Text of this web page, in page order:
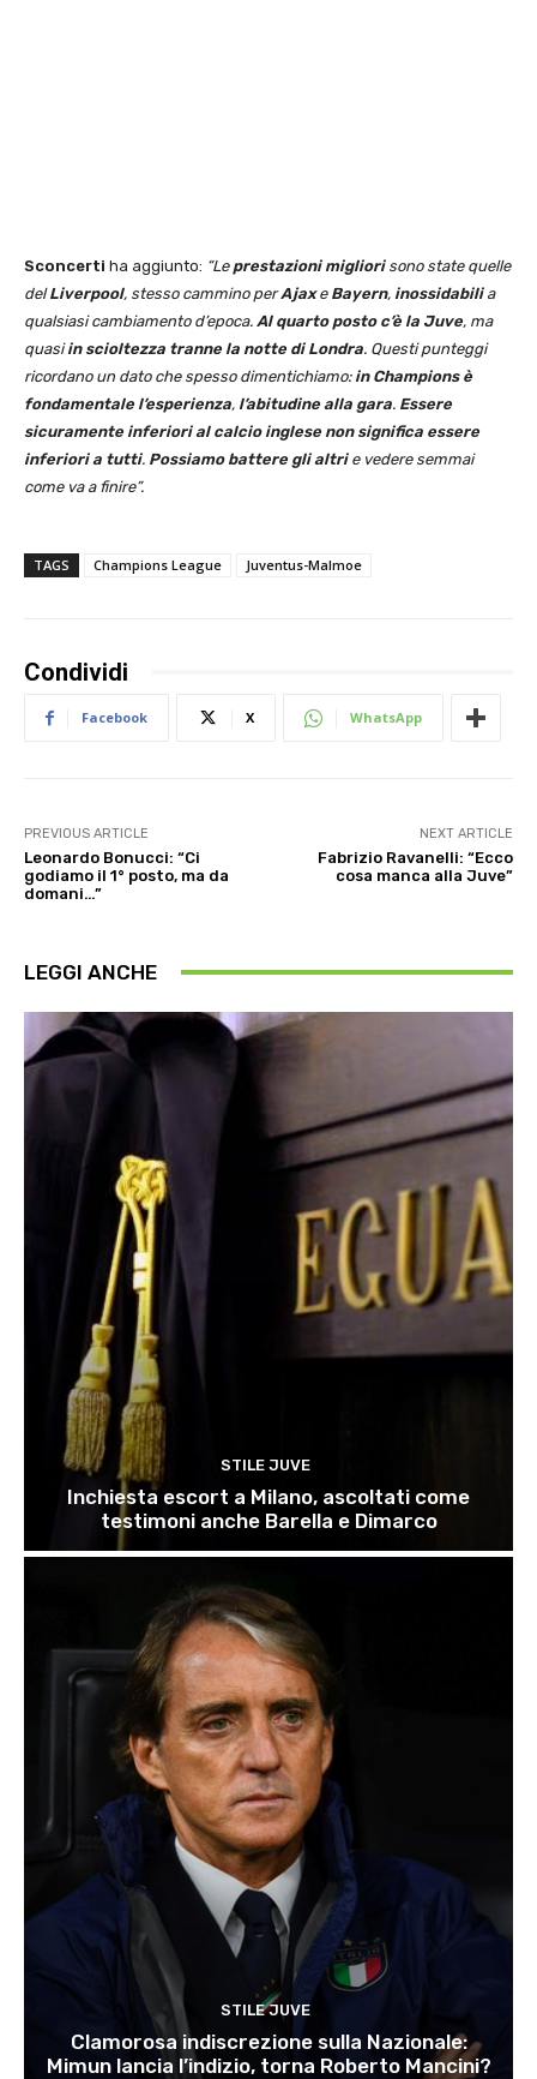
Sconcerti ha aggiunto: “Le prestazioni migliorisono state quelle
delLiverpool, stesso cammino perAjaxe Bayern, inossidabilia
qualsiasi cambiamento d’epoca. Al quarto posto c’è la Juve, ma
quasiin scioltezza tranne la notte di Londra. Questi punteggi
ricordano un dato che spesso dimentichiamo:in Champions è
fondamentale l’esperienza, l’abitudine alla gara. Essere
sicuramente inferiori al calcio inglese non significa essere
inferiori a tutti. Possiamo battere gli altrie vedere semmai
come va a finire”.
TAGS Champions League Juventus-Malmoe
Condividi
Facebook X WhatsApp
PREVIOUS ARTICLE
Leonardo Bonucci: “Ci
godiamo il 1° posto, ma da
domani…”
NEXT ARTICLE
Fabrizio Ravanelli: “Ecco
cosa manca alla Juve”
LEGGI ANCHE
STILE JUVE
Inchiesta escort a Milano, ascoltati come
testimoni anche Barella e Dimarco
STILE JUVE
Clamorosa indiscrezione sulla Nazionale:
Mimun lancia l’indizio, torna Roberto Mancini?